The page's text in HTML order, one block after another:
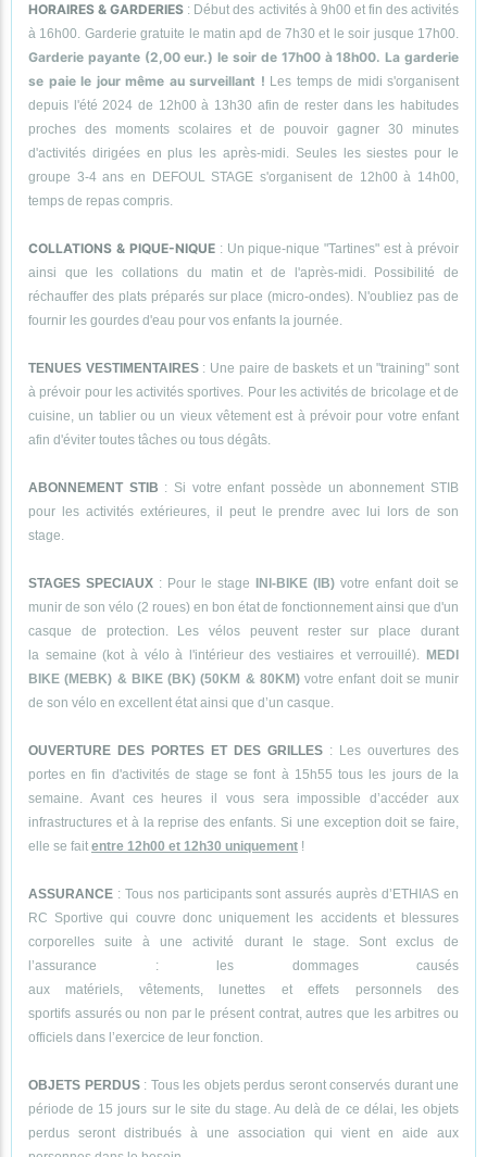
HORAIRES & GARDERIES : Début des activités à 9h00 et fin des activités
à 16h00. Garderie gratuite le matin apd de 7h30 et le soir jusque 17h00.
Garderie payante (2,00 eur.) le soir de 17h00 à 18h00. La garderie
se paie le jour même au surveillant ! Les temps de midi s'organisent
depuis l'été 2024 de 12h00 à 13h30 afin de rester dans les habitudes
proches des moments scolaires et de pouvoir gagner 30 minutes
d'activités dirigées en plus les après-midi. Seules les siestes pour le
groupe 3-4 ans en DEFOUL STAGE s'organisent de 12h00 à 14h00,
temps de repas compris.
COLLATIONS & PIQUE-NIQUE: Un pique-nique "Tartines" est à prévoir
ainsi que les collations du matin et de l'après-midi. Possibilité de
réchauffer des plats préparés sur place (micro-ondes). N'oubliez pas de
fournir les gourdes d'eau pour vos enfants la journée.
TENUES VESTIMENTAIRES: Une paire de baskets et un "training" sont
à prévoir pour les activités sportives. Pour les activités de bricolage et de
cuisine, un tablier ou un vieux vêtement est à prévoir pour votre enfant
afin d'éviter toutes tâches ou tous dégâts.
ABONNEMENT STIB : Si votre enfant possède un abonnement STIB
pour les activités extérieures, il peut le prendre avec lui lors de son
stage.
STAGES SPECIAUX : Pour le stage INI-BIKE (IB) votre enfant doit se
munir de son vélo (2 roues) en bon état de fonctionnement ainsi que d'un
casque de protection. Les vélos peuvent rester sur place durant
la semaine (kot à vélo à l'intérieur des vestiaires et verrouillé). MEDI
BIKE (MEBK) & BIKE (BK) (50KM & 80KM) votre enfant doit se munir
de son vélo en excellent état ainsi que d’un casque.
OUVERTURE DES PORTES ET DES GRILLES : Les ouvertures des
portes en fin d'activités de stage se font à 15h55 tous les jours de la
semaine. Avant ces heures il vous sera impossible d’accéder aux
infrastructures et à la reprise des enfants. Si une exception doit se faire,
elle se fait entre 12h00 et 12h30 uniquement !
ASSURANCE : Tous nos participants sont assurés auprès d’ETHIAS en
RC Sportive qui couvre donc uniquement les accidents et blessures
corporelles suite à une activité durant le stage. Sont exclus de
l’assurance : les dommages causés
aux matériels, vêtements, lunettes et effets personnels des
sportifs assurés ou non par le présent contrat, autres que les arbitres ou
officiels dans l’exercice de leur fonction.
OBJETS PERDUS: Tous les objets perdus seront conservés durant une
période de 15 jours sur le site du stage. Au delà de ce délai, les objets
perdus seront distribués à une association qui vient en aide aux